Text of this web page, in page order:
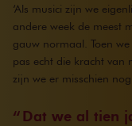
‘Als musici zijn we
andere week de meest
gauw normaal. Toen
pas echt die kracht van
zijn we er misschien
Dat we al tien